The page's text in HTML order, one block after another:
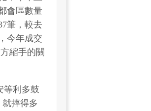
會區數量
筆，較去
今年成交
縮手的關
等利多鼓
摔得多